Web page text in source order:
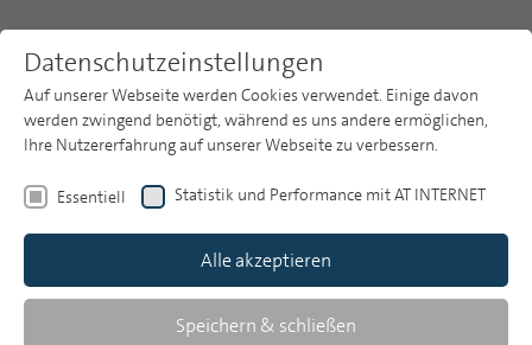
Publikationsarchiv
Heft 6
Datenschutzeinstellungen
Auf unserer Webseite werden Cookies verwendet. Einige davon
werden zwingend benötigt, während es uns andere ermöglichen,
Ihre Nutzererfahrung auf unserer Webseite zu verbessern.
Essentiell Statistik und Performance mit AT INTERNET
Alle akzeptieren
Speichern & schließen